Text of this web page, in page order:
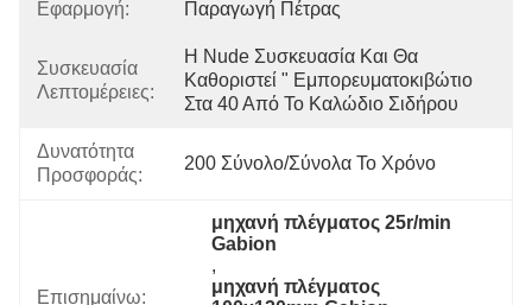
Εφαρμογή: Παραγωγή Πέτρας
Συσκευασία
Λεπτομέρειες:
Η Nude Συσκευασία Και Θα
Καθοριστεί " Εμπορευματοκιβώτιο
Στα 40 Από Το Καλώδιο Σιδήρου
Δυνατότητα
Προσφοράς:
200 Σύνολο/σύνολα Το Χρόνο
Επισημαίνω:
μηχανή πλέγματος 25r/min
Gabion
,
μηχανή πλέγματος